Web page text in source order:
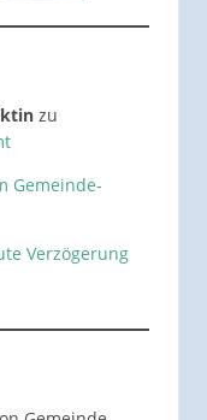
zu
Gemeinde-
Verzögerung